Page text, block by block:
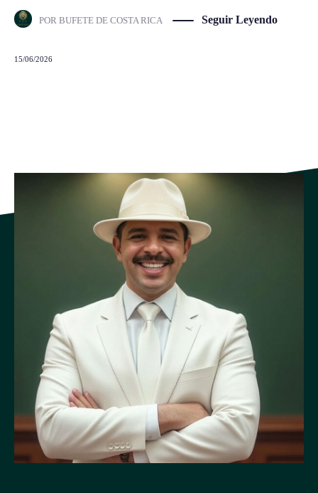
POR BUFETE DE COSTA RICA Seguir Leyendo
15/06/2026